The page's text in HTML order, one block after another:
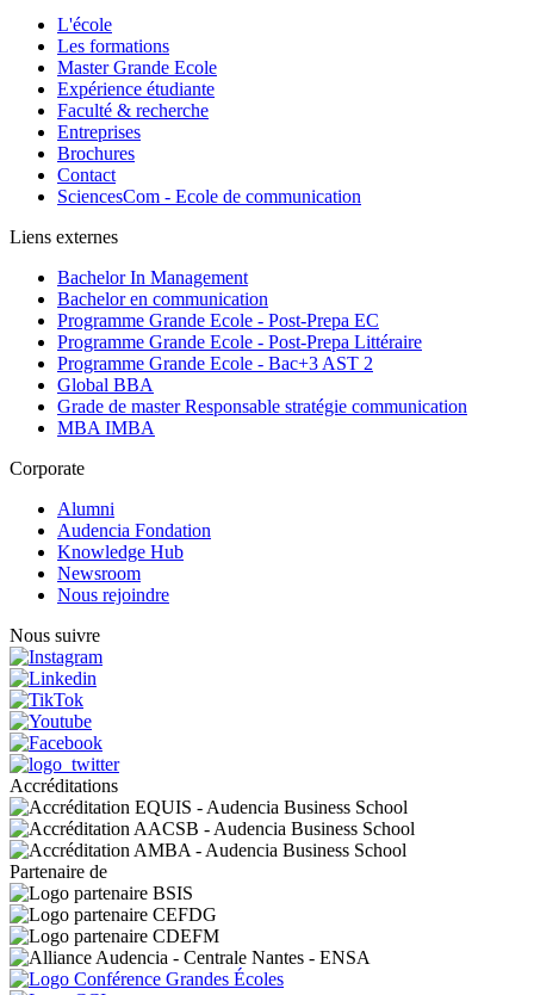
L'école
Les formations
Master Grande Ecole
Expérience étudiante
Faculté & recherche
Entreprises
Brochures
Contact
SciencesCom - Ecole de communication
Liens externes
Bachelor In Management
Bachelor en communication
Programme Grande Ecole - Post-Prepa EC
Programme Grande Ecole - Post-Prepa Littéraire
Programme Grande Ecole - Bac+3 AST 2
Global BBA
Grade de master Responsable stratégie communication
MBA IMBA
Corporate
Alumni
Audencia Fondation
Knowledge Hub
Newsroom
Nous rejoindre
Nous suivre
Accréditations
Partenaire de